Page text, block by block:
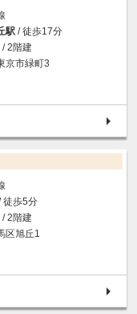
駅 / 徒歩17分
/ 2階建
京市緑町3
徒歩5分
/ 2階建
区旭丘1